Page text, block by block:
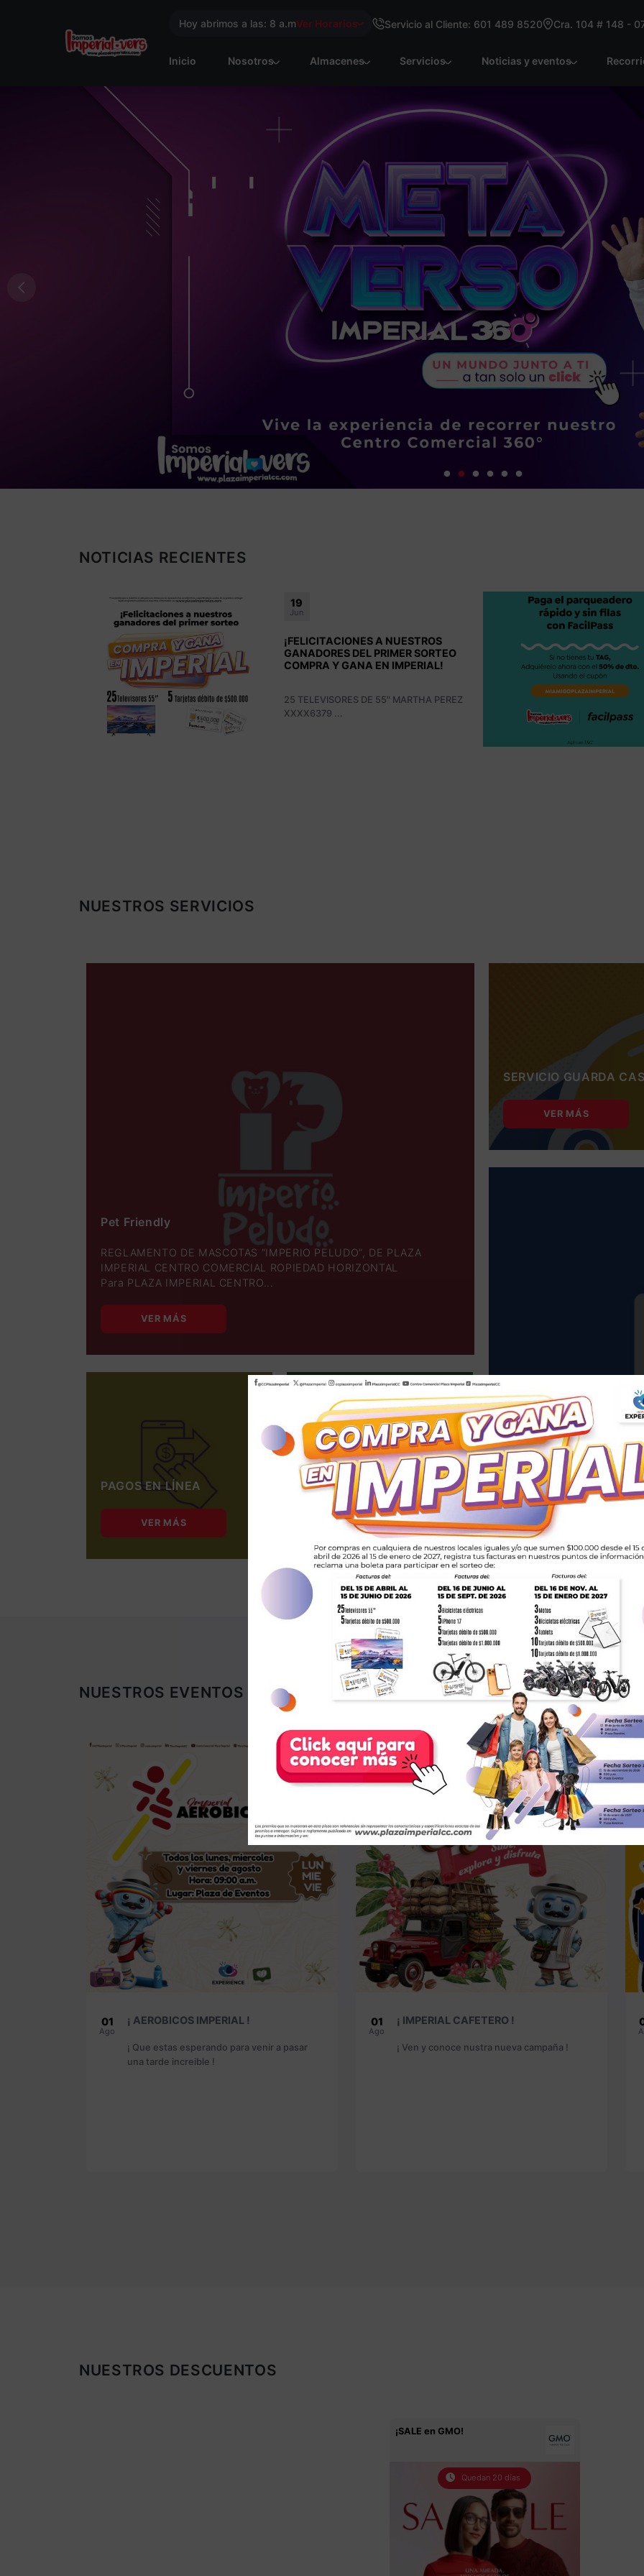
Hoy abrimos a las: 8 a.mVer Horarios Servicio al Cliente: 601 489 8520 Cra. 104 # 148 -
Inicio Nosotros Almacenes Servicios Noticias y eventos
NOTICIAS RECIENTES
06
May
¡ MENOS FILA CON FACILPASS !
Imperial. Solo debes...
NUESTROS SERVICIOS
Pet Friendly
REGLAMENTO DE MASCOTAS “IMPERIO PELUDO”, DE PLAZA
IMPERIAL CENTRO COMERCIAL ROPIEDAD HORIZONTAL
Para PLAZA IMPERIAL CENTRO...
VER MÁS
SERVICIO GUARDA
VER MÁS
Parqueadero
Plaza Imperial Centro
visitantes un
última generación, ...
VER MÁS
PAGOS EN LÍNEA
VER MÁS
BICI IMPERIAL
VER MÁS
NUESTROS EVENTOS
01
Ago
¡ IMPERIAL CAFETERO !
¡ Ven y conoce nustra nueva campaña !
06
Ago
¡ SELFIE ZONE !
¡ Que estas esperando para venir y pasar
NUESTROS DESCUENTOS
¡SALE en GMO!
Quedan 20 días